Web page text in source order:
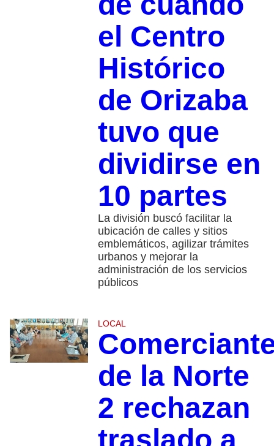
el Centro
Histórico
de Orizaba
tuvo que
dividirse en
10 partes
La división buscó facilitar la
ubicación de calles y sitios
emblemáticos, agilizar trámites
urbanos y mejorar la
administración de los servicios
públicos
LOCAL
de la Norte
2 rechazan